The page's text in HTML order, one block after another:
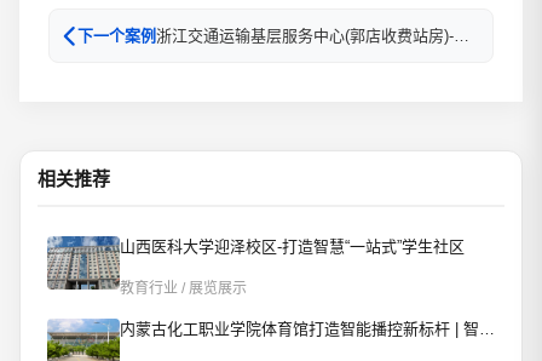
下一个案例
相关推荐
山西医科大学迎泽校区-打造智慧“一站式”学生社区
教育行业 / 展览展示
内蒙古化工职业学院体育馆打造智能播控新标杆 | 智慧赋能校园文体新场景